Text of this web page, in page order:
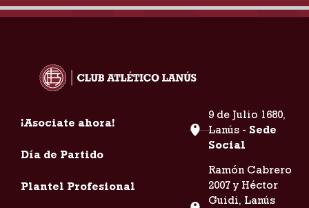
¡Asociate ahora!
Día de Partido
Plantel Profesional
9 de Julio 1680,
Lanús - Sede
Social
Ramón Cabrero
2007 y Héctor
Guidi, Lanús